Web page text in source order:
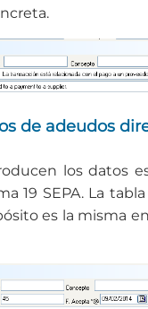
de adeudos
los datos
19 SEPA. La
es la misma